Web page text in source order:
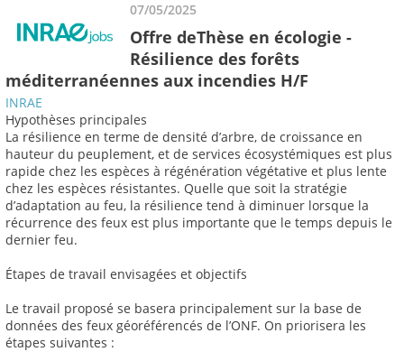
07/05/2025
Offre deThèse en écologie -
Résilience des forêts
méditerranéennes aux incendies H/F
INRAE
Hypothèses principales
La résilience en terme de densité d’arbre, de croissance en
hauteur du peuplement, et de services écosystémiques est plus
rapide chez les espèces à régénération végétative et plus lente
chez les espèces résistantes. Quelle que soit la stratégie
d’adaptation au feu, la résilience tend à diminuer lorsque la
récurrence des feux est plus importante que le temps depuis le
dernier feu.
Étapes de travail envisagées et objectifs
Le travail proposé se basera principalement sur la base de
données des feux géoréférencés de l’ONF. On priorisera les
étapes suivantes :